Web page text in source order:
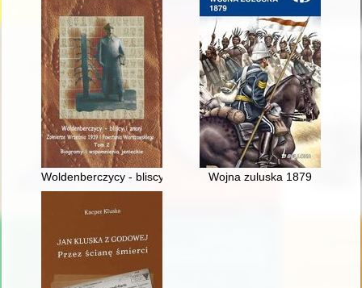
Woldenberczycy - bliscy i znani : żołnierze Września 1939 i
Wojna zuluska 1879